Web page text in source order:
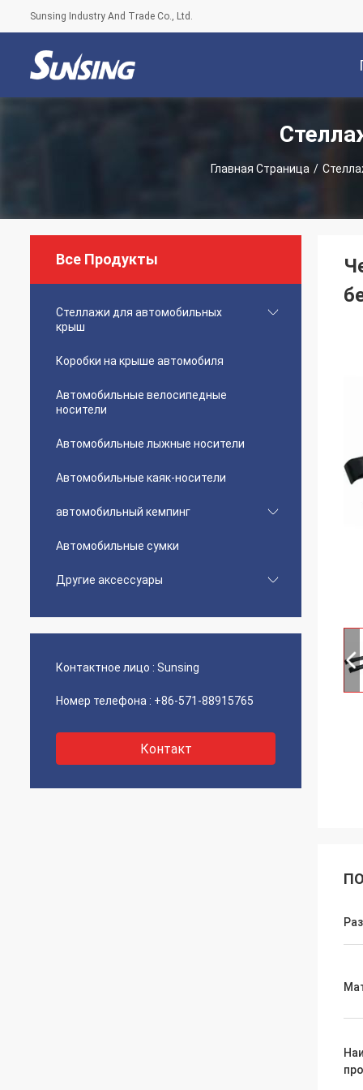
Sunsing Industry And Trade Co., Ltd.
Главная Страница /
Все Продукты
Стеллажи для автомобильных
крыш
Коробки на крыше автомобиля
Автомобильные велосипедные
носители
Автомобильные лыжные носители
Автомобильные каяк-носители
автомобильный кемпинг
Автомобильные сумки
Другие аксессуары
Контактное лицо : Sunsing
Номер телефона : +86-571-88915765
Контакт